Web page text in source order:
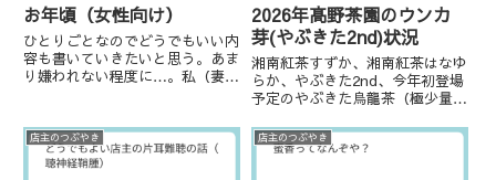
お年頃（女性向け）
ひとりごとなのでどうでもいい内
容も書いていきたいと思う。あま
り嫌われない程度に…。私（妻の
誰しも通過する時期の真っ最中
で、まぁまぁしんどい。ここ数年
は秋を迎える時に必ずひどい胃痛
2026年髙野茶園のウンカ
芽(やぶきた2nd)状況
湘南紅茶すずか、湘南紅茶はなゆ
らか、やぶきた2nd、今年初登場
予定のやぶきた烏龍茶（極少量）
べて南足柄の茶畑から作ってい
る。こちらは割と近くに小さい畑
店主のつぶやき 店主のつぶやき